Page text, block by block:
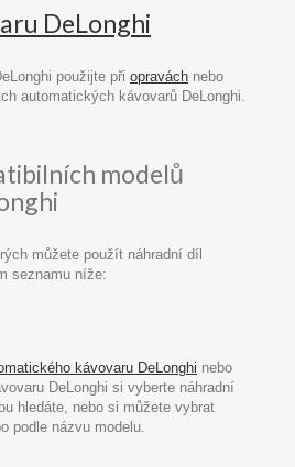
DeLonghi
použijte při opravách nebo
automatických kávovarů DeLonghi.
modelů
můžete použít náhradní díl
seznamu níže:
kávovaru DeLonghi nebo
DeLonghi si vyberte náhradní
hledáte, nebo si můžete vybrat
podle názvu modelu.